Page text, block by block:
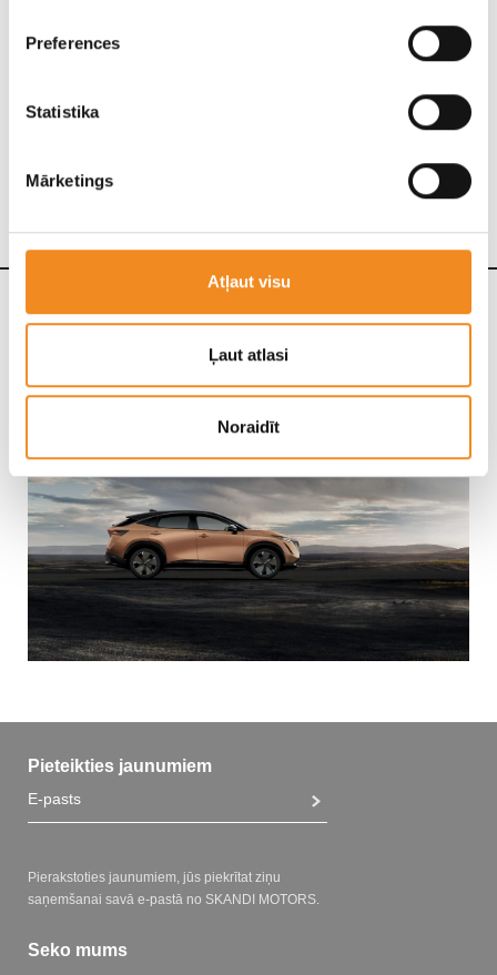
Preferences
Statistika
Mārketings
Atļaut visu
Ļaut atlasi
Noraidīt
Pieteikties jaunumiem
Pierakstoties jaunumiem, jūs piekrītat ziņu
saņemšanai savā e-pastā no SKANDI MOTORS.
Seko mums